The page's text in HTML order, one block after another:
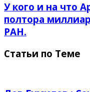
У кого и на что
полтора
РАН.
Статьи по Теме